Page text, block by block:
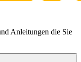
Anleitungen die Sie